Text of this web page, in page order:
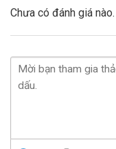
Chưa có đánh giá nào.